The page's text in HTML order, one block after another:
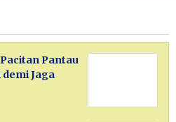
Pantau
Jaga